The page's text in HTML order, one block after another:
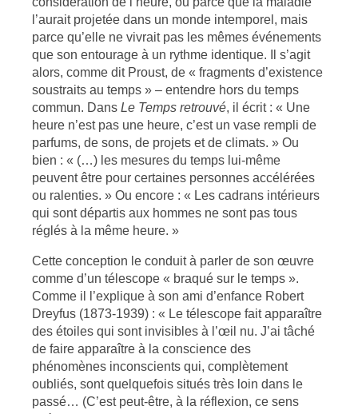
l’aurait projetée dans un monde intemporel, mais
parce qu’elle ne vivrait pas les mêmes événements
que son entourage à un rythme identique. Il s’agit
alors, comme dit Proust, de « fragments d’existence
soustraits au temps » – entendre hors du temps
commun. Dans Le Temps retrouvé, il écrit : « Une
heure n’est pas une heure, c’est un vase rempli de
parfums, de sons, de projets et de climats. » Ou
bien : « (…) les mesures du temps lui-même
peuvent être pour certaines personnes accélérées
ou ralenties. » Ou encore : « Les cadrans intérieurs
qui sont départis aux hommes ne sont pas tous
réglés à la même heure. »
Cette conception le conduit à parler de son œuvre
comme d’un télescope « braqué sur le temps ».
Comme il l’explique à son ami d’enfance Robert
Dreyfus (1873-1939) : « Le télescope fait apparaître
des étoiles qui sont invisibles à l’œil nu. J’ai tâché
de faire apparaître à la conscience des
phénomènes inconscients qui, complètement
oubliés, sont quelquefois situés très loin dans le
passé… (C’est peut-être, à la réflexion, ce sens